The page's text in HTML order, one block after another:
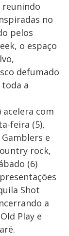
reunindo
no
pelos
o espaço
defumado
a
com
feira (5),
e
rock,
(6)
Shot
a
Play e